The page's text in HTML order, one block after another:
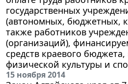
государственных
(автономных, бюджетных,
также работников
(организаций),
средств краевого
физической культуры и
15 ноября 2014